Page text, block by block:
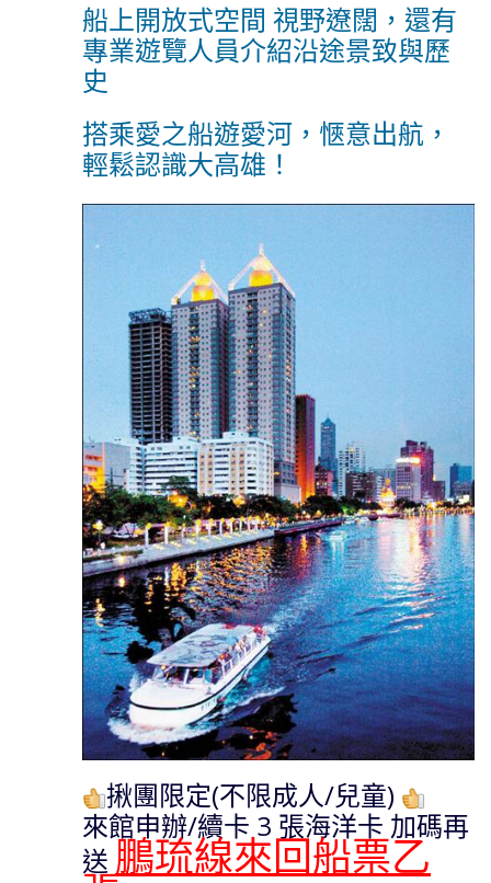
船上開放式空間 視野遼闊，還有
專業遊覽人員介紹沿途景致與歷
史
搭乘愛之船遊愛河，愜意出航，
輕鬆認識大高雄！
揪團限定(不限成人/兒童)
來館申辦/續卡 3 張海洋卡 加碼再
送 鵬琉線來回船票乙